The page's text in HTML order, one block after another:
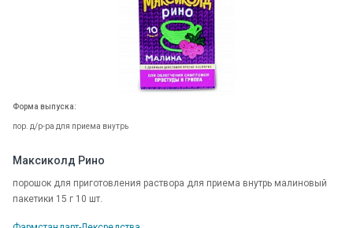
Форма выпуска:
пор. д/р-ра для приема внутрь
Максиколд Рино
порошок для приготовления раствора для приема внутрь малиновый
пакетики 15 г 10 шт.